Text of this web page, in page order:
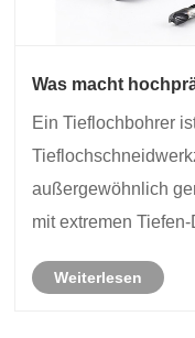
Was macht
Generation?
Ein Tieflochbohrer
außergewöhnlich
mit extremen
ein langer,
Weiterlesen